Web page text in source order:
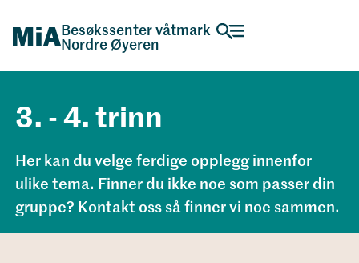
Besøkssenter våtmark
Nordre Øyeren
3. - 4. trinn
Her kan du velge ferdige opplegg innenfor
ulike tema. Finner du ikke noe som passer din
gruppe? Kontakt oss så finner vi noe sammen.